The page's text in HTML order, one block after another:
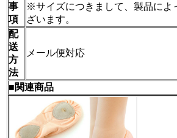
事
項
※サイズにつきまして、製品によ
ざいます。
配
送
方
法
メール便対応
■関連商品